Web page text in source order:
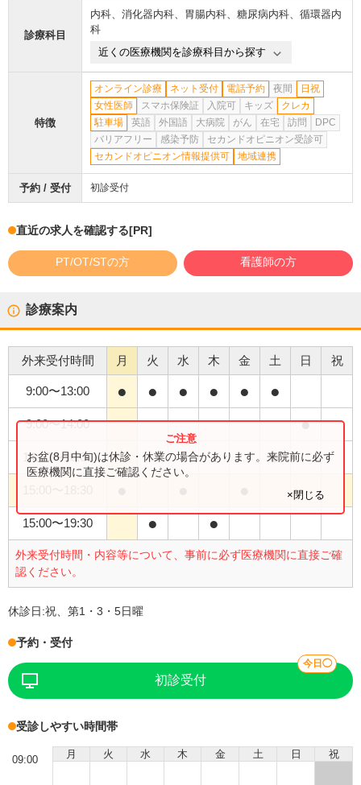
診療科目
内科、 消化器内科、 胃腸内科、 糖尿病内科、 循環器内
科
近くの医療機関を診療科目から探す
特徴
オンライン診療 ネット受付 電話予約 夜間
日祝
女性医師
スマホ保険証 入院可 キッズ
クレカ
駐車場
英語 外国語 大病院 がん 在宅 訪問
DPC
バリアフリー
感染予防
セカンドオピニオン受診可
セカンドオピニオン情報提供可
地域連携
予約 / 受付 初診受付
直近の求人を確認する[PR]
PT/OT/STの方 看護師の方
診療案内
外来受付時間 月 火 水 木 金 土 日 祝
9:00〜13:00 ● ● ● ● ● ●
9:00〜14:00 ●
14:00〜16:00 ●
15:00〜19:30 ● ●
外来受付時間・内容等について、事前に必ず医療機関に直接ご確
認ください。
お盆(8月中旬)は休診・休業の場合があります。来院前に必ず
医療機関に直接ご確認ください。
×閉じる
休診日:祝、第1・3・5日曜
予約・受付
初診受付
今日◯
受診しやすい時間帯
月 火 水 木 金 土 日 祝
09:00